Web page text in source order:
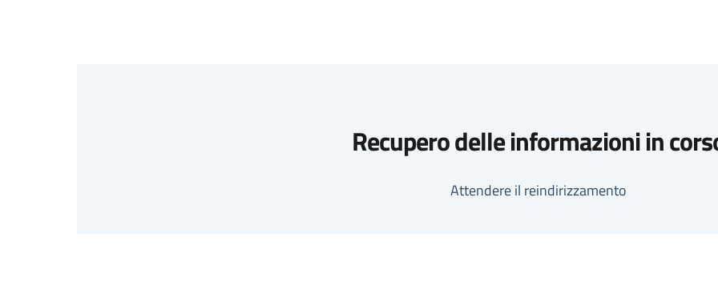
Recupero delle informazioni in
Attendere il reindirizzamento